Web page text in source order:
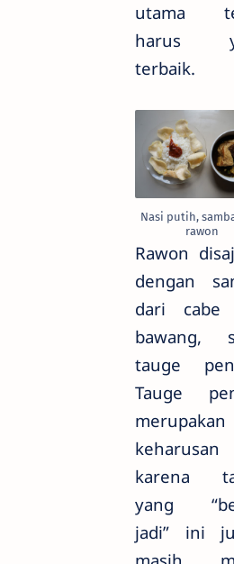
utama
harus
terbaik.
Nasi putih,
rawon
Rawon
dengan
dari cabe
bawang,
tauge
Tauge
merupakan
keharusan
karena
yang
jadi” ini